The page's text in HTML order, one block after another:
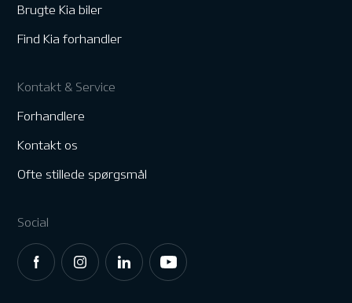
Brugte Kia biler
Find Kia forhandler
Kontakt & Service
Forhandlere
Kontakt os
Ofte stillede spørgsmål
Social